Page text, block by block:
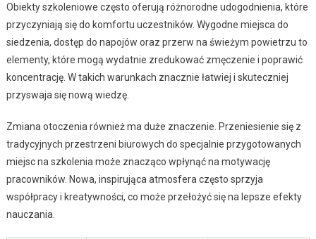
Obiekty szkoleniowe często oferują różnorodne udogodnienia, które
przyczyniają się do komfortu uczestników. Wygodne miejsca do
siedzenia, dostęp do napojów oraz przerw na świeżym powietrzu to
elementy, które mogą wydatnie zredukować zmęczenie i poprawić
koncentrację. W takich warunkach znacznie łatwiej i skuteczniej
przyswaja się nową wiedzę.
Zmiana otoczenia również ma duże znaczenie. Przeniesienie się z
tradycyjnych przestrzeni biurowych do specjalnie przygotowanych
miejsc na szkolenia może znacząco wpłynąć na motywację
pracowników. Nowa, inspirująca atmosfera często sprzyja
współpracy i kreatywności, co może przełożyć się na lepsze efekty
nauczania.